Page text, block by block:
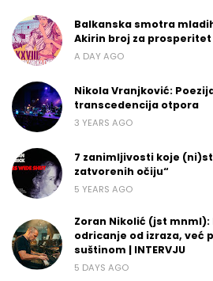
Balkanska smotra
Akirin broj za
A DAY AGO
Nikola Vranjković:
transcedencija otpora
3 YEARS AGO
7 zanimljivosti koje
zatvorenih očiju“
5 YEARS AGO
Zoran Nikolić (jst
odricanje od izraza, već
suštinom | INTERVJU
5 DAYS AGO